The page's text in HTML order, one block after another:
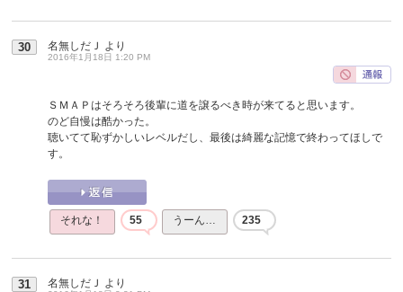
30 名無しだＪ より
2016年1月18日 1:20 PM
ＳＭＡＰはそろそろ後輩に道を譲るべき時が来てると思います。
のど自慢は酷かった。
聴いてて恥ずかしいレベルだし、最後は綺麗な記憶で終わってほしで
す。
それな！ 55 うーん… 235
31 名無しだＪ より